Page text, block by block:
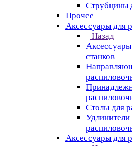
Струбцины
Прочее
Аксессуары для
Назад
станков
Столы для
Удлинители
Аксессуары для